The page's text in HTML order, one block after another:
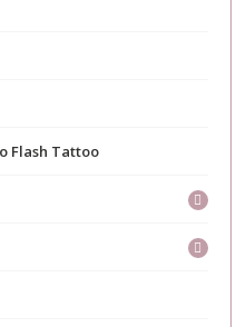
Flash Tattoo